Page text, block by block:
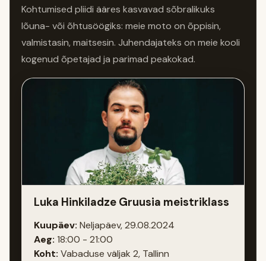
Kohtumised pliidi ääres kasvavad sõbralikuks
lõuna- või õhtusöögiks: meie moto on õppisin,
valmistasin, maitsesin. Juhendajateks on meie kooli
kogenud õpetajad ja parimad peakokad.
Luka Hinkiladze Gruusia meistriklass
Kuupäev: Neljapäev, 29.08.2024
Aeg: 18:00 - 21:00
Koht: Vabaduse väljak 2, Tallinn